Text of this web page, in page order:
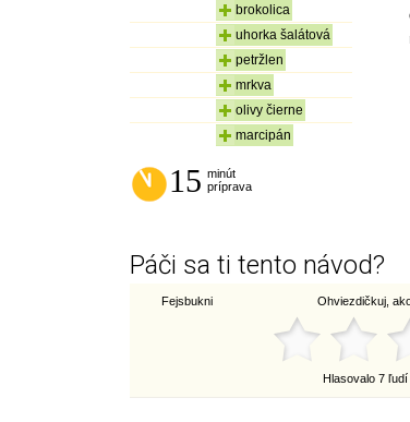
brokolica
uhorka šalátová
petržlen
mrkva
olivy čierne
marcipán
15 minút
príprava
Páči sa ti tento návod?
Fejsbukni Ohviezdičkuj,
Hlasovalo 7 ľudí